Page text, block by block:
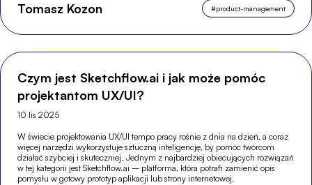
Tomasz Kozon #product-management
Czym jest Sketchflow.ai i jak może pomóc
projektantom UX/UI?
10 lis 2025
W świecie projektowania UX/UI tempo pracy rośnie z dnia na dzień, a coraz
więcej narzędzi wykorzystuje sztuczną inteligencję, by pomóc twórcom
działać szybciej i skuteczniej. Jednym z najbardziej obiecujących rozwiązań
w tej kategorii jest Sketchflow.ai – platforma, która potrafi zamienić opis
pomysłu w gotowy prototyp aplikacji lub strony internetowej.